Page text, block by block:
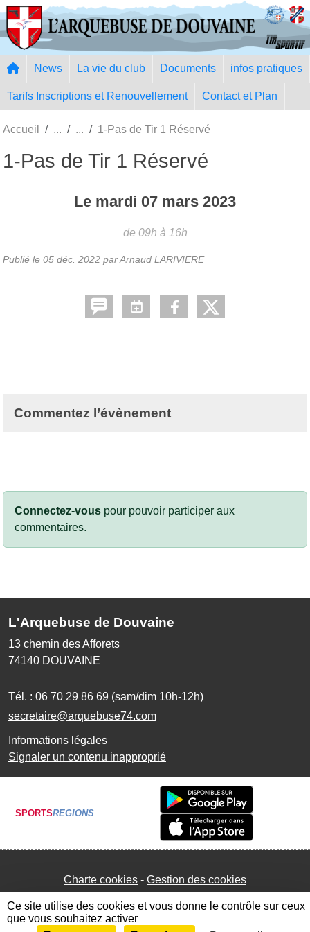
News La vie du club Documents infos pratiques
Tarifs Inscriptions et Renouvellement Contact et Plan
Accueil 1-Pas de Tir 1 Réservé
1-Pas de Tir 1 Réservé
Le mardi 07 mars 2023
de 09h à 16h
Publié le 05 déc. 2022 par Arnaud LARIVIERE
Commentez l’évènement
Connectez-vous pour pouvoir participer aux
commentaires.
L'Arquebuse de Douvaine
13 chemin des Afforets
74140 DOUVAINE
Tél. : 06 70 29 86 69 (sam/dim 10h-12h)
secretaire@arquebuse74.com
Informations légales
Signaler un contenu inapproprié
SPORTSREGIONS
Charte cookies Gestion des cookies
Panneau de gestion des cookies
Ce site utilise des cookies et vous donne le contrôle sur ceux
que vous souhaitez activer